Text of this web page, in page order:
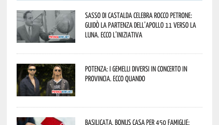
Sasso di Castalda celebra Rocco Petrone:
guidò la partenza dell’Apollo 11 verso la
Luna. Ecco l’iniziativa
Potenza: i Gemelli DiVersi in concerto in
provincia. Ecco quando
Basilicata, Bonus casa per 450 famiglie: